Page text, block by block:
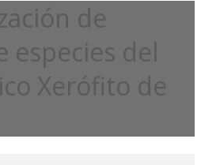
de
especies del
Xerófito de